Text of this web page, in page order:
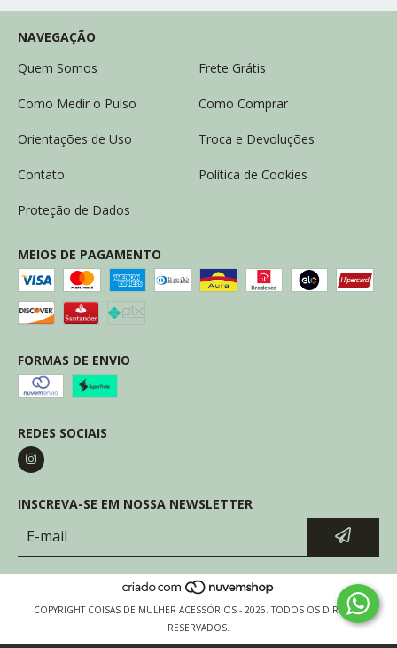
NAVEGAÇÃO
Quem Somos
Frete Grátis
Como Medir o Pulso Como Comprar
Orientações de Uso Troca e Devoluções
Contato Política de Cookies
Proteção de Dados
MEIOS DE PAGAMENTO
FORMAS DE ENVIO
REDES SOCIAIS
INSCREVA-SE EM NOSSA NEWSLETTER
COPYRIGHT COISAS DE MULHER ACESSÓRIOS - 2026. TODOS OS DIREITOS
RESERVADOS.